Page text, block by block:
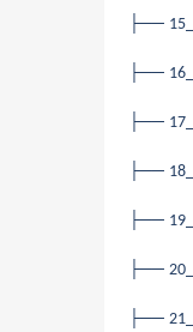
├── 15_
├── 16_
├── 17_
├── 18_
├── 19_
├── 20_
├── 21_